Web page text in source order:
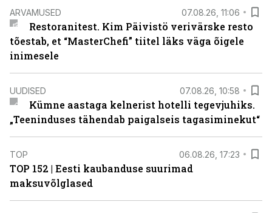
ARVAMUSED 07.08.26, 11:06
Restoranitest. Kim Päivistö verivärske resto
tõestab, et “MasterChefi” tiitel läks väga õigele
inimesele
UUDISED 07.08.26, 10:58
Kümne aastaga kelnerist hotelli tegevjuhiks.
„Teeninduses tähendab paigalseis tagasiminekut“
TOP 06.08.26, 17:23
TOP 152 | Eesti kaubanduse suurimad
maksuvõlglased